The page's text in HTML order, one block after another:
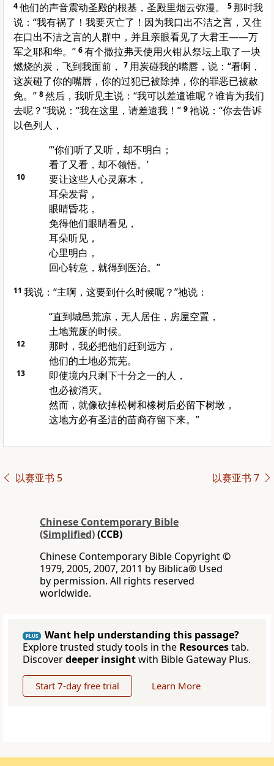
4他们的声音震动圣殿的根基，圣殿里烟云弥漫。 5那时我
说：“我有祸了！我要灭亡了！因为我口出不洁之言，又住
在口出不洁之言的人群中，并且亲眼看见了大君王——万
军之耶和华。” 6有个撒拉弗天使用火钳从祭坛上取了一块
燃烧的炭，飞到我面前，
7 用炭碰我的嘴唇，说：“看啊，
这炭碰了你的嘴唇，你的过犯已被除掉，你的罪恶已被赦
免。” 8然后，我听见主说：“我可以差遣谁呢？谁肯为我们
去呢？”我说：“我在这里，请差遣我！” 9祂说：“你去告诉
以色列人，
“‘你们听了又听，却不明白；
看了又看，却不领悟。’
10
要让这些人心灵麻木，
耳朵发背，
眼睛昏花，
免得他们眼睛看见，
耳朵听见，
心里明白，
回心转意，就得到医治。”
11 我说：“主啊，这要到什么时候呢？”祂说：
“直到城邑荒凉，无人居住，房屋空置，
土地荒废的时候。
12
那时，我必把他们赶到远方，
他们的土地必荒芜。
13
即使境内只剩下十分之一的人，
也必被消灭。
然而，就像砍掉松树和橡树后必留下树墩，
这地方必有圣洁的苗裔存留下来。”
以赛亚书 5 以赛亚书 7
Chinese Contemporary Bible
(Simplified)(CCB)
Chinese Contemporary Bible Copyright ©
1979, 2005, 2007, 2011 by Biblica® Used
by permission. All rights reserved
worldwide.
PLUS
Want help understanding this passage?
Explore trusted study tools in the Resourcestab.
Discoverdeeper insightwith Bible Gateway Plus.
Start 7-day free trial Learn More